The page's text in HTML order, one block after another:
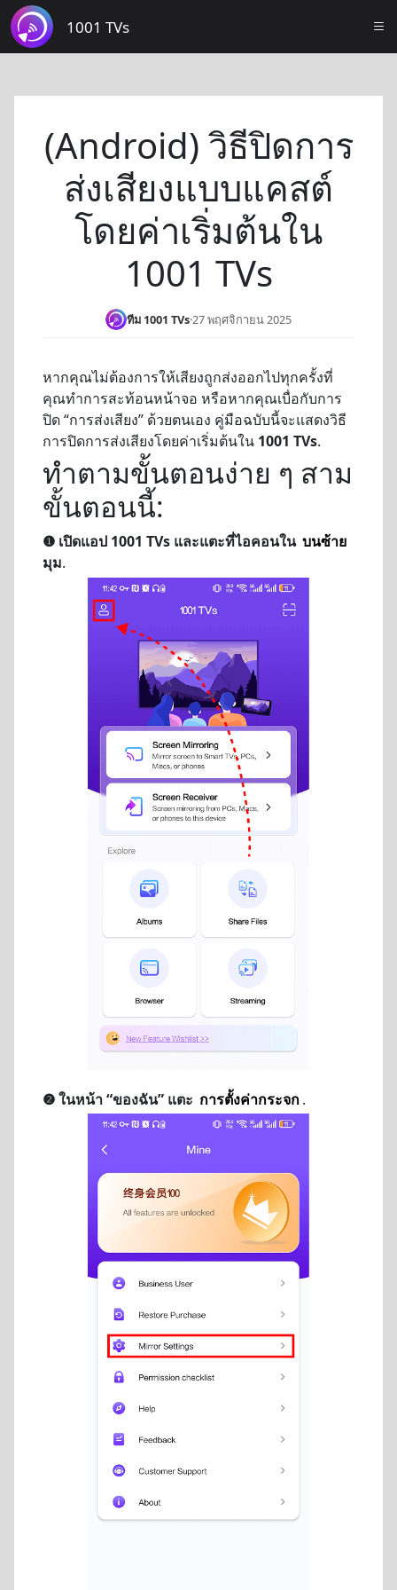
1001 TVs
(Android) วิธีปิดการ
ส่งเสียงแบบแคสต์
โดยค่าเริ่มต้นใน
1001 TVs
ทีม 1001 TVs·27 พฤศจิกายน 2025
หากคุณไม่ต้องการให้เสียงถูกส่งออกไปทุกครั้งที่
คุณทำการสะท้อนหน้าจอ หรือหากคุณเบื่อกับการ
ปิด “การส่งเสียง” ด้วยตนเอง คู่มือฉบับนี้จะแสดงวิธี
การปิดการส่งเสียงโดยค่าเริ่มต้นใน 1001 TVs.
ทำตามขั้นตอนง่าย ๆ สาม
ขั้นตอนนี้:
❶ เปิดแอป 1001 TVs และแตะที่ไอคอนใน บนซ้าย
มุม.
❷ ในหน้า “ของฉัน” แตะ การตั้งค่ากระจก.